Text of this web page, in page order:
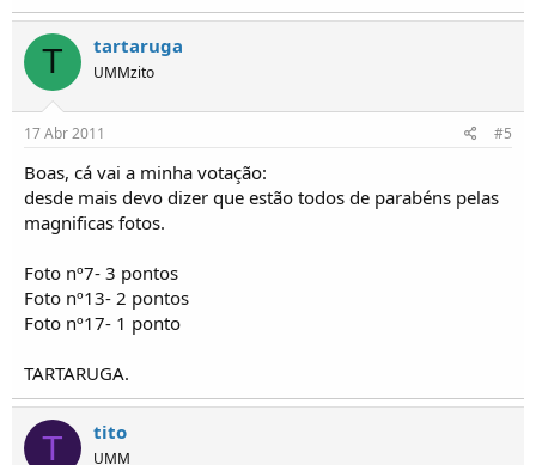
T tartaruga
UMMzito
17 Abr 2011 #5
Boas, cá vai a minha votação:
desde mais devo dizer que estão todos de parabéns pelas
magnificas fotos.
Foto nº7- 3 pontos
Foto nº13- 2 pontos
Foto nº17- 1 ponto
TARTARUGA.
T tito
UMM